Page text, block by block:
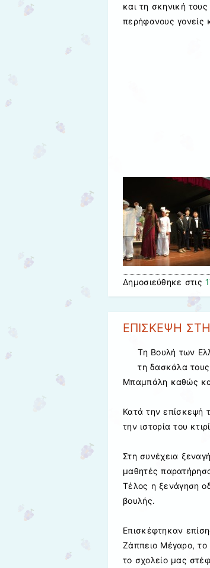
και τη σκηνική
περήφανους γονείς
Δημοσιεύθηκε στις
ΕΠΙΣΚΕΨΗ
Τη Βουλή των
τη δασκάλα
Μπαμπάλη καθώς
Κατά την επίσκεψή
την ιστορία του
Στη συνέχεια
μαθητές
Τέλος η ξενάγηση
βουλής.
Επισκέφτηκαν
Ζάππειο Μέγαρο, το
το σχολείο μας